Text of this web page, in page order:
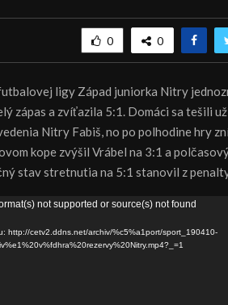
0 0
ligy Západ juniorka Nitry
zápas a zvíťazila 5:1. Domáci sa tešili
Nitry Fabiš, no po polhodine hry
kope zvýšil Vrábel na 3:1 a
stav stretnutia na 5:1 stanovil z
not supported or source(s) not found
http://cetv2.ddns.net/archiv/%c5%a1port/sport_190410-